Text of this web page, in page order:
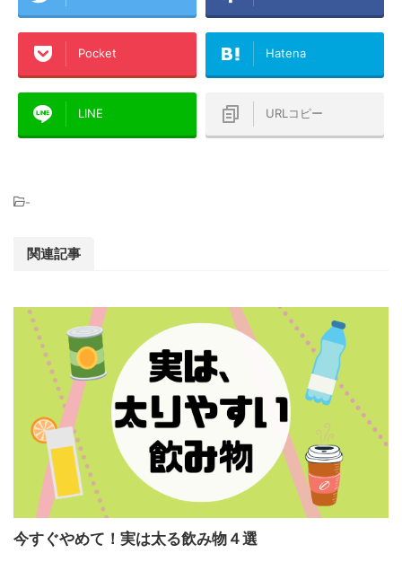
Pocket Hatena
LINE URLコピー
-
関連記事
今すぐやめて！実は太る飲み物４選